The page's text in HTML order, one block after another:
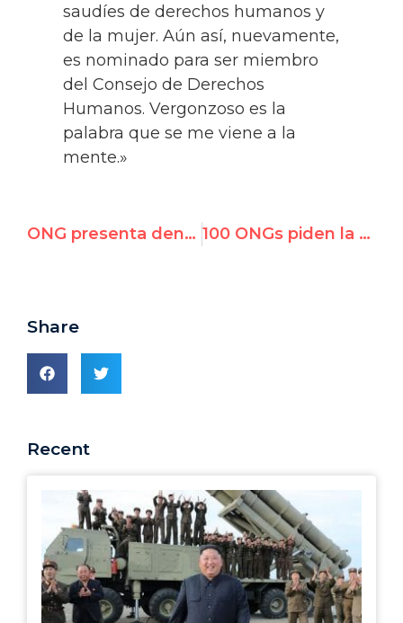
saudíes de derechos humanos y
de la mujer. Aún así, nuevamente,
es nominado para ser miembro
del Consejo de Derechos
Humanos. Vergonzoso es la
palabra que se me viene a la
mente.»
ONG presenta denuncia contra China por la detención arbitraria del activista de DD.HH. Zhang Baocheng 100 ONGs piden la remoción de James Chau como Embajador de Buena Voluntad de la OMS
Share
Recent